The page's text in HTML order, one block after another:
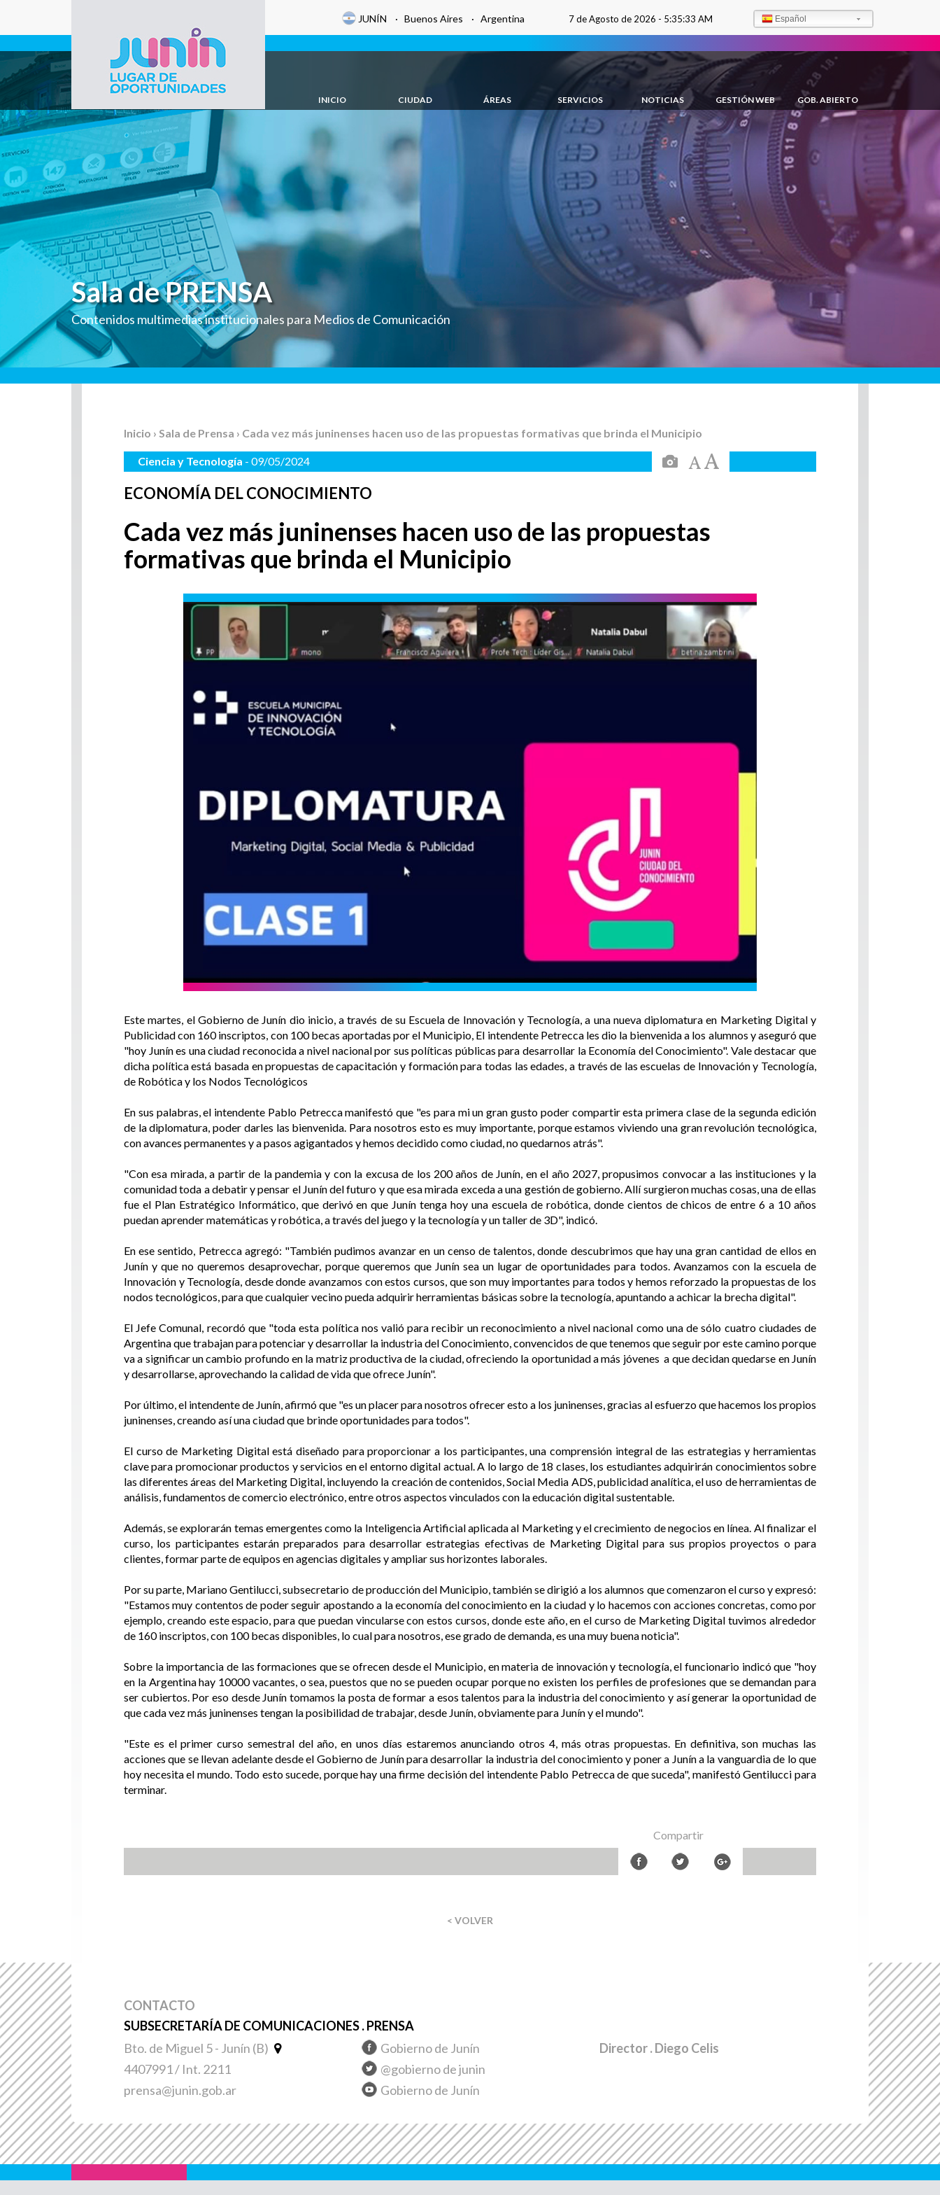
Gobierno de
Junín
JUNÍN · Buenos Aires · Argentina 7 de Agosto de 2026 - 5:35:34 AM Español
INICIO CIUDAD ÁREAS SERVICIOS NOTICIAS GESTIÓN WEB GOB. ABIERTO
Sala de PRENSA
Contenidos multimedias institucionales para Medios de Comunicación
Inicio › Sala de Prensa › Cada vez más juninenses hacen uso de las propuestas formativas que brinda el Municipio
Ciencia y Tecnología - 09/05/2024
ECONOMÍA DEL CONOCIMIENTO
Cada vez más juninenses hacen uso de las propuestas
formativas que brinda el Municipio
Este martes, el Gobierno de Junín dio inicio, a través de su Escuela de Innovación y Tecnología, a una nueva diplomatura en Marketing Digital y
Publicidad con 160 inscriptos, con 100 becas aportadas por el Municipio, El intendente Petrecca les dio la bienvenida a los alumnos y aseguró que
"hoy Junín es una ciudad reconocida a nivel nacional por sus políticas públicas para desarrollar la Economía del Conocimiento". Vale destacar que
dicha política está basada en propuestas de capacitación y formación para todas las edades, a través de las escuelas de Innovación y Tecnología,
de Robótica y los Nodos Tecnológicos
En sus palabras, el intendente Pablo Petrecca manifestó que "es para mi un gran gusto poder compartir esta primera clase de la segunda edición
de la diplomatura, poder darles las bienvenida. Para nosotros esto es muy importante, porque estamos viviendo una gran revolución tecnológica,
con avances permanentes y a pasos agigantados y hemos decidido como ciudad, no quedarnos atrás".
"Con esa mirada, a partir de la pandemia y con la excusa de los 200 años de Junín, en el año 2027, propusimos convocar a las instituciones y la
comunidad toda a debatir y pensar el Junín del futuro y que esa mirada exceda a una gestión de gobierno. Allí surgieron muchas cosas, una de ellas
fue el Plan Estratégico Informático, que derivó en que Junín tenga hoy una escuela de robótica, donde cientos de chicos de entre 6 a 10 años
puedan aprender matemáticas y robótica, a través del juego y la tecnología y un taller de 3D", indicó.
En ese sentido, Petrecca agregó: "También pudimos avanzar en un censo de talentos, donde descubrimos que hay una gran cantidad de ellos en
Junín y que no queremos desaprovechar, porque queremos que Junín sea un lugar de oportunidades para todos. Avanzamos con la escuela de
Innovación y Tecnología, desde donde avanzamos con estos cursos, que son muy importantes para todos y hemos reforzado la propuestas de los
nodos tecnológicos, para que cualquier vecino pueda adquirir herramientas básicas sobre la tecnología, apuntando a achicar la brecha digital".
El Jefe Comunal, recordó que "toda esta política nos valió para recibir un reconocimiento a nivel nacional como una de sólo cuatro ciudades de
Argentina que trabajan para potenciar y desarrollar la industria del Conocimiento, convencidos de que tenemos que seguir por este camino porque
va a significar un cambio profundo en la matriz productiva de la ciudad, ofreciendo la oportunidad a más jóvenes a que decidan quedarse en Junín
y desarrollarse, aprovechando la calidad de vida que ofrece Junín".
Por último, el intendente de Junín, afirmó que "es un placer para nosotros ofrecer esto a los juninenses, gracias al esfuerzo que hacemos los propios
juninenses, creando así una ciudad que brinde oportunidades para todos".
El curso de Marketing Digital está diseñado para proporcionar a los participantes, una comprensión integral de las estrategias y herramientas
clave para promocionar productos y servicios en el entorno digital actual. A lo largo de 18 clases, los estudiantes adquirirán conocimientos sobre
las diferentes áreas del Marketing Digital, incluyendo la creación de contenidos, Social Media ADS, publicidad analítica, el uso de herramientas de
análisis, fundamentos de comercio electrónico, entre otros aspectos vinculados con la educación digital sustentable.
Además, se explorarán temas emergentes como la Inteligencia Artificial aplicada al Marketing y el crecimiento de negocios en línea. Al finalizar el
curso, los participantes estarán preparados para desarrollar estrategias efectivas de Marketing Digital para sus propios proyectos o para
clientes, formar parte de equipos en agencias digitales y ampliar sus horizontes laborales.
Por su parte, Mariano Gentilucci, subsecretario de producción del Municipio, también se dirigió a los alumnos que comenzaron el curso y expresó:
"Estamos muy contentos de poder seguir apostando a la economía del conocimiento en la ciudad y lo hacemos con acciones concretas, como por
ejemplo, creando este espacio, para que puedan vincularse con estos cursos, donde este año, en el curso de Marketing Digital tuvimos alrededor
de 160 inscriptos, con 100 becas disponibles, lo cual para nosotros, ese grado de demanda, es una muy buena noticia".
Sobre la importancia de las formaciones que se ofrecen desde el Municipio, en materia de innovación y tecnología, el funcionario indicó que "hoy
en la Argentina hay 10000 vacantes, o sea, puestos que no se pueden ocupar porque no existen los perfiles de profesiones que se demandan para
ser cubiertos. Por eso desde Junín tomamos la posta de formar a esos talentos para la industria del conocimiento y así generar la oportunidad de
que cada vez más juninenses tengan la posibilidad de trabajar, desde Junín, obviamente para Junín y el mundo".
"Este es el primer curso semestral del año, en unos días estaremos anunciando otros 4, más otras propuestas. En definitiva, son muchas las
acciones que se llevan adelante desde el Gobierno de Junín para desarrollar la industria del conocimiento y poner a Junín a la vanguardia de lo que
hoy necesita el mundo. Todo esto sucede, porque hay una firme decisión del intendente Pablo Petrecca de que suceda", manifestó Gentilucci para
terminar.
Compartir
< VOLVER
CONTACTO
SUBSECRETARÍA DE COMUNICACIONES . PRENSA
Bto. de Miguel 5 - Junín (B)
4407991 / Int. 2211
prensa@junin.gob.ar
Gobierno de Junín
@gobierno de junin
Gobierno de Junín
Director. Diego Celis